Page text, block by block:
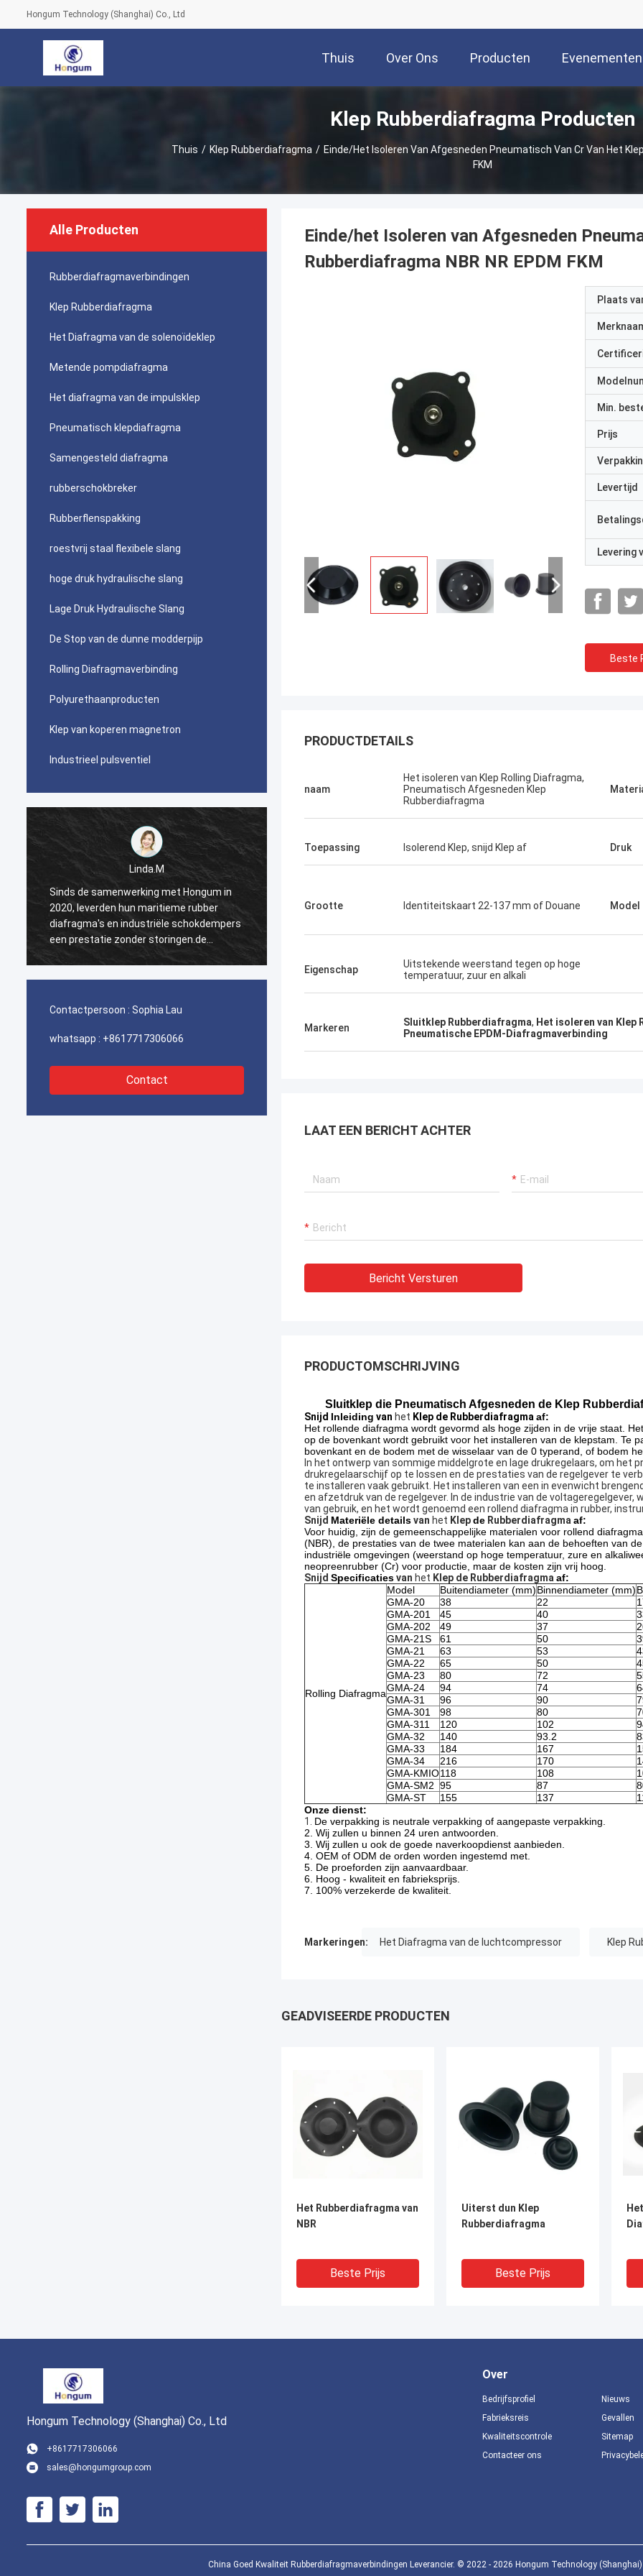
Hongum Technology (Shanghai) Co., Ltd
Thuis Over Ons Producten Evenementen
Klep Rubberdiafragma Producten
Thuis / Klep Rubberdiafragma / Einde/het Isoleren Van Afgesneden Pneumatisch Van Cr Van Het
FKM
Alle Producten
Rubberdiafragmaverbindingen
Klep Rubberdiafragma
Het Diafragma van de solenoïdeklep
Metende pompdiafragma
Het diafragma van de impulsklep
Pneumatisch klepdiafragma
Samengesteld diafragma
rubberschokbreker
Rubberflenspakking
roestvrij staal flexibele slang
hoge druk hydraulische slang
Lage Druk Hydraulische Slang
De Stop van de dunne modderpijp
Rolling Diafragmaverbinding
Polyurethaanproducten
Klep van koperen magnetron
Industrieel pulsventiel
Linda.M
Sinds de samenwerking met Hongum in
2020, leverden hun maritieme rubber
diafragma's en industriële schokdempers
een prestatie zonder storingen.de
ononderbroken werking van onze
Linda.M
2020, leverden hun maritieme rubber
een prestatie zonder storingen.de
havenkraan verzekeren, bagger
Contactpersoon : Sophia Lau
whatsapp : +8617717306066
Contact
Einde/het Isoleren van Afgesneden
Rubberdiafragma NBR NR EPDM FKM
Plaats
Min.
Prijs
Levertijd
Levering
Beste
PRODUCTDETAILS
naam
Het isoleren van Klep Rolling Diafragma,
Pneumatisch Afgesneden Klep
Rubberdiafragma
Toepassing Isolerend Klep, snijd Klep af Druk
Grootte Identiteitskaart 22-137 mm of Douane Model
Eigenschap
Uitstekende weerstand tegen op hoge
temperatuur, zuur en alkali
Markeren Sluitklep Rubberdiafragma, Het isoleren van Klep
Pneumatische EPDM-Diafragmaverbinding
LAAT EEN BERICHT ACHTER
Bericht Versturen
PRODUCTOMSCHRIJVING
Sluitklep die Pneumatisch Afgesneden de Klep
Snijd Inleiding van het Klep de Rubberdiafragma af:
Het rollende diafragma wordt gevormd als hoge zijden in de vrije staat.
op de bovenkant wordt gebruikt voor het installeren van de klepstam. Te
bovenkant en de bodem met de wisselaar van de 0 typerand, of bodem
In het ontwerp van sommige middelgrote en lage drukregelaars, om het
drukregelaarschijf op te lossen en de prestaties van de regelgever te
te installeren vaak gebruikt. Het installeren van een in evenwicht
en afzetdruk van de regelgever. In de industrie van de
van gebruik, en het wordt genoemd een rollend diafragma in rubber,
Snijd Materiële detailsvan het Klepde Rubberdiafragma af:
Voor huidig, zijn de gemeenschappelijke materialen voor rollend
(NBR), de prestaties van de twee materialen kan aan de behoeften van
industriële omgevingen (weerstand op hoge temperatuur, zure en
neopreenrubber (Cr) voor productie, maar de kosten zijn vrij hoog.
Snijd Specificatiesvan het Klep de Rubberdiafragma af:
Rolling Diafragma
Model Buitendiameter (mm)Binnendiameter (mm)
GMA-20
38 22
GMA-201
45 40
GMA-202
49 37
GMA-21S
61 50
GMA-21
63 53
GMA-22
65 50
GMA-23
80 72
GMA-24
94 74
GMA-31
96 90
GMA-301
98 80
GMA-311
120 102
GMA-32
140 93.2
GMA-33
184 167
GMA-34
216 170
GMA-KMIO118 108
GMA-SM2 95 87
GMA-ST
155 137
Onze dienst:
1. De verpakking is neutrale verpakking of aangepaste verpakking.
2. Wij zullen u binnen 24 uren antwoorden.
3. Wij zullen u ook de goede naverkoopdienst aanbieden.
4. OEM of ODM de orden worden ingestemd met.
5. De proeforden zijn aanvaardbaar.
6. Hoog - kwaliteit en fabrieksprijs.
7. 100% verzekerde de kwaliteit.
Markeringen: Het Diafragma van de luchtcompressor Klep
GEADVISEERDE PRODUCTEN
Het Rubberdiafragma van
NBR
Beste Prijs
Uiterst dun Klep
Rubberdiafragma
Beste Prijs
Hongum Technology (Shanghai) Co., Ltd
+8617717306066
sales@hongumgroup.com
Over
Bedrijfsprofiel
Fabrieksreis
Kwaliteitscontrole
Contacteer ons
Nieuws
Gevallen
Sitemap
China Goed Kwaliteit Rubberdiafragmaverbindingen Leverancier. © 2022 - 2026 Hongum Technology